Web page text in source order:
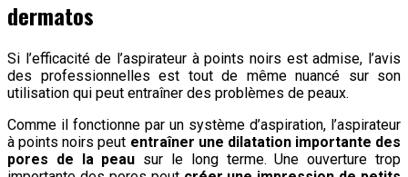
dermatos
Si l’efficacité de l’aspirateur à points noirs est admise, l’avis
des professionnelles est tout de même nuancé sur son
utilisation qui peut entraîner des problèmes de peaux.
Comme il fonctionne par un système d’aspiration, l’aspirateur
à points noirs peut entraîner une dilatation importante des
pores de la peau sur le long terme. Une ouverture trop